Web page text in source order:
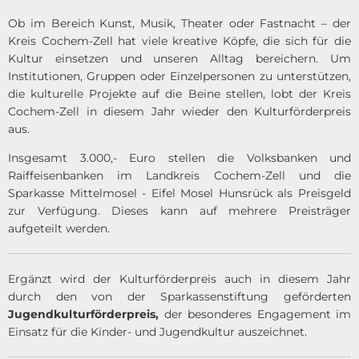
Ob im Bereich Kunst, Musik, Theater oder Fastnacht – der
Kreis Cochem-Zell hat viele kreative Köpfe, die sich für die
Kultur einsetzen und unseren Alltag bereichern. Um
Institutionen, Gruppen oder Einzelpersonen zu unterstützen,
die kulturelle Projekte auf die Beine stellen, lobt der Kreis
Cochem-Zell in diesem Jahr wieder den Kulturförderpreis
aus.
Insgesamt 3.000,- Euro stellen die Volksbanken und
Raiffeisenbanken im Landkreis Cochem-Zell und die
Sparkasse Mittelmosel - Eifel Mosel Hunsrück als Preisgeld
zur Verfügung. Dieses kann auf mehrere Preisträger
aufgeteilt werden.
Ergänzt wird der Kulturförderpreis auch in diesem Jahr
durch den von der Sparkassenstiftung geförderten
Jugendkulturförderpreis, der besonderes Engagement im
Einsatz für die Kinder- und Jugendkultur auszeichnet.